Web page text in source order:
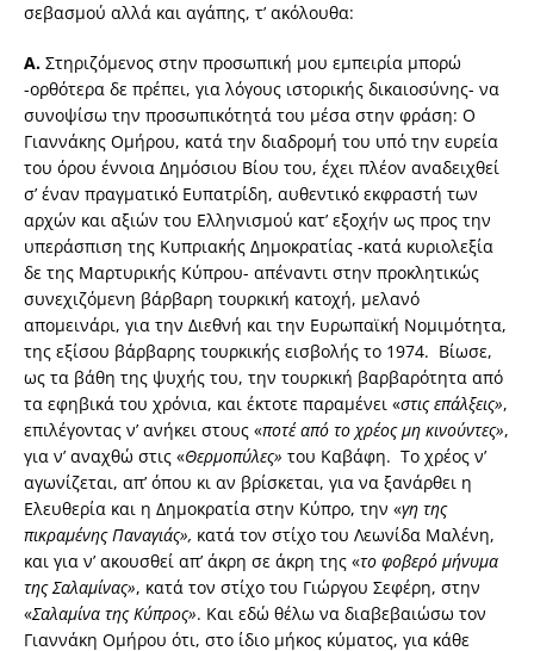
σεβασμού αλλά και αγάπης, τ’ ακόλουθα:
Α. Στηριζόμενος στην προσωπική μου εμπειρία μπορώ
-ορθότερα δε πρέπει, για λόγους ιστορικής δικαιοσύνης- να
συνοψίσω την προσωπικότητά του μέσα στην φράση: Ο
Γιαννάκης Ομήρου, κατά την διαδρομή του υπό την ευρεία
του όρου έννοια Δημόσιου Βίου του, έχει πλέον αναδειχθεί
σ’ έναν πραγματικό Ευπατρίδη, αυθεντικό εκφραστή των
αρχών και αξιών του Ελληνισμού κατ’ εξοχήν ως προς την
υπεράσπιση της Κυπριακής Δημοκρατίας -κατά κυριολεξία
δε της Μαρτυρικής Κύπρου- απέναντι στην προκλητικώς
συνεχιζόμενη βάρβαρη τουρκική κατοχή, μελανό
απομεινάρι, για την Διεθνή και την Ευρωπαϊκή Νομιμότητα,
της εξίσου βάρβαρης τουρκικής εισβολής το 1974. Βίωσε,
ως τα βάθη της ψυχής του, την τουρκική βαρβαρότητα από
τα εφηβικά του χρόνια, και έκτοτε παραμένει «στις επάλξεις»,
επιλέγοντας ν’ ανήκει στους «ποτέ από το χρέος μη κινούντες»,
για ν’ αναχθώ στις «Θερμοπύλες» του Καβάφη. Το χρέος ν’
αγωνίζεται, απ’ όπου κι αν βρίσκεται, για να ξανάρθει η
Ελευθερία και η Δημοκρατία στην Κύπρο, την «γη της
πικραμένης Παναγιάς», κατά τον στίχο του Λεωνίδα Μαλένη,
και για ν’ ακουσθεί απ’ άκρη σε άκρη της «το φοβερό μήνυμα
της Σαλαμίνας», κατά τον στίχο του Γιώργου Σεφέρη, στην
«Σαλαμίνα της Κύπρος». Και εδώ θέλω να διαβεβαιώσω τον
Γιαννάκη Ομήρου ότι, στο ίδιο μήκος κύματος, για κάθε